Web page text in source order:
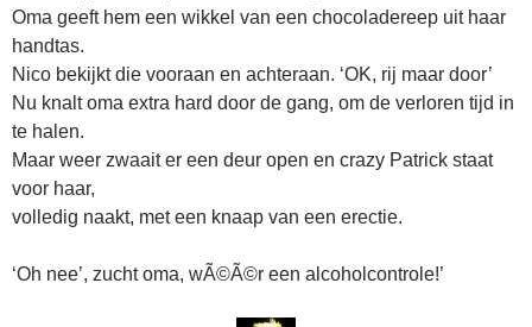
Oma geeft hem een wikkel van een chocoladereep uit haar
handtas.
Nico bekijkt die vooraan en achteraan. ‘OK, rij maar door’
Nu knalt oma extra hard door de gang, om de verloren tijd in
te halen.
Maar weer zwaait er een deur open en crazy Patrick staat
voor haar,
volledig naakt, met een knaap van een erectie.
‘Oh nee’, zucht oma, wÃ©Ã©r een alcoholcontrole!’